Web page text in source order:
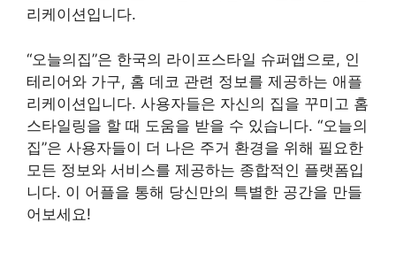
리케이션입니다.
“오늘의집”은 한국의 라이프스타일 슈퍼앱으로, 인
테리어와 가구, 홈 데코 관련 정보를 제공하는 애플
리케이션입니다. 사용자들은 자신의 집을 꾸미고 홈
스타일링을 할 때 도움을 받을 수 있습니다. “오늘의
집”은 사용자들이 더 나은 주거 환경을 위해 필요한
모든 정보와 서비스를 제공하는 종합적인 플랫폼입
니다. 이 어플을 통해 당신만의 특별한 공간을 만들
어보세요!